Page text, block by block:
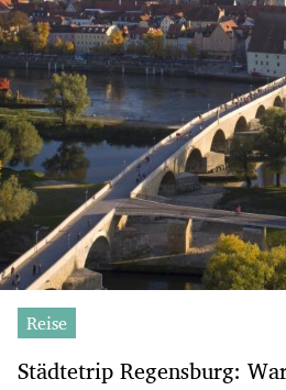
Reise
Städtetrip Regensburg: